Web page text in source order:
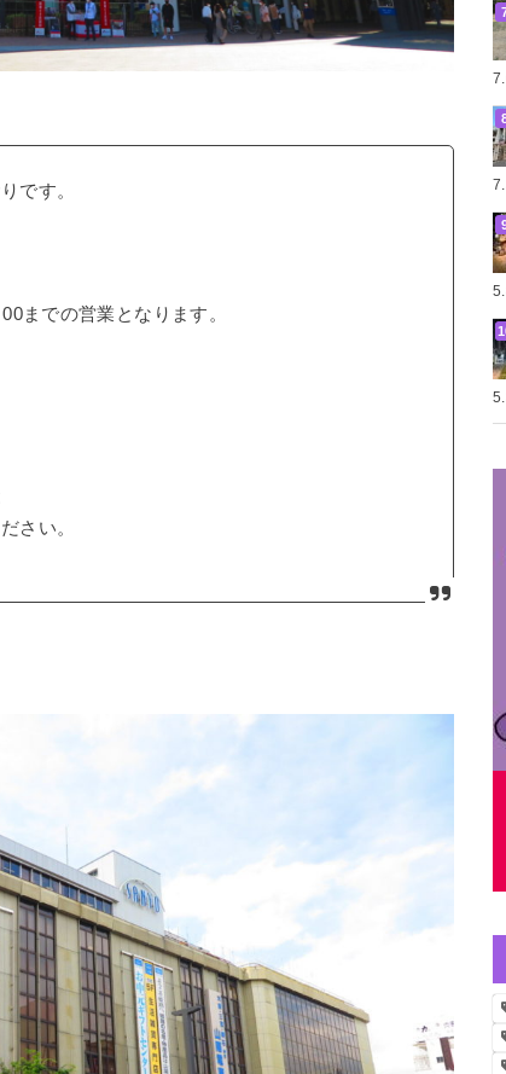
です。
での営業となります。
さい。